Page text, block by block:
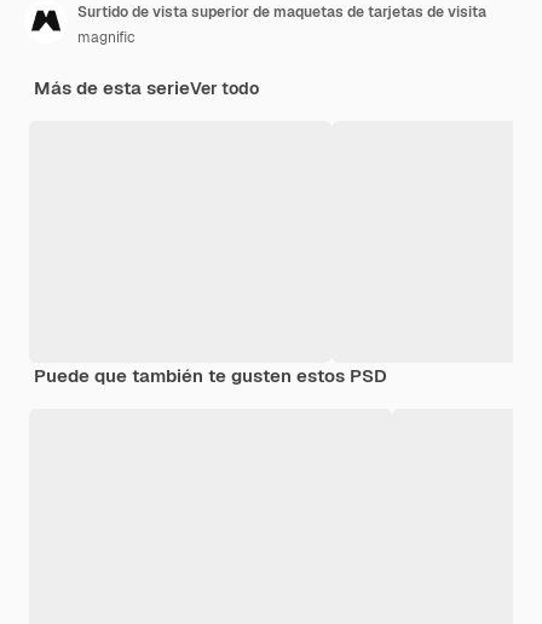
Surtido de vista superior de maquetas de tarjetas de visita
magnific
Más de esta serieVer todo
Puede que también te gusten estos PSD